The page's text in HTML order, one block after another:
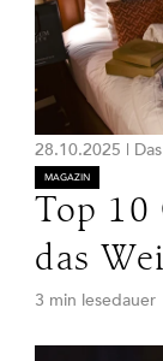
28.10.2025 |
MAGAZIN
Top 10
das
3 min lesedauer